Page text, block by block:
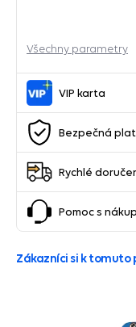
Všechny parametry
VIP karta
Bezpečná
Rychlé
Pomoc s
Zákazníci si k